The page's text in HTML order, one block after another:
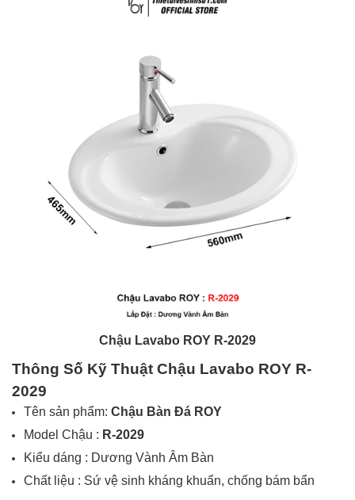
Chậu Lavabo ROY R-2029
Thông Số Kỹ Thuật Chậu Lavabo ROY R-
2029
Tên sản phẩm: Chậu Bàn Đá ROY
Model Chậu : R-2029
Kiểu dáng : Dương Vành Âm Bàn
Chất liệu : Sứ vệ sinh kháng khuẩn, chống bám bẩn